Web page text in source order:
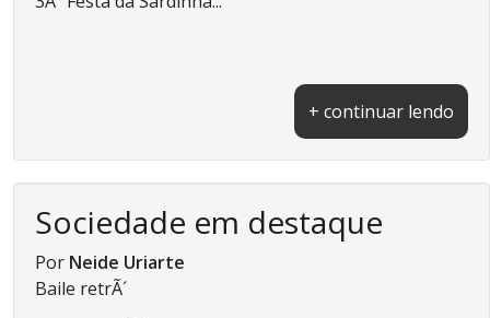
+ continuar lendo
Sociedade em destaque
Por Neide Uriarte
Baile retrÃ´